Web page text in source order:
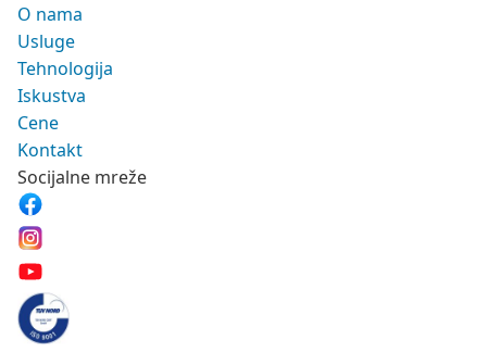
O nama
Usluge
Tehnologija
Iskustva
Cene
Kontakt
Socijalne mreže